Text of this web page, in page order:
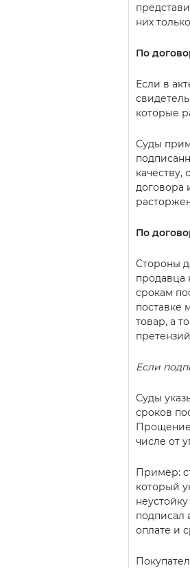
них
По
Если в
которые
Суды
качеству,
договора
По
Стороны
продавца
срокам
поставке
товар, а
Если
Суды
сроков
Прощение
числе от
Пример:
который
подписал
оплате и